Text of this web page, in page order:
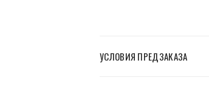
УСЛОВИЯ ПРЕДЗАКАЗА